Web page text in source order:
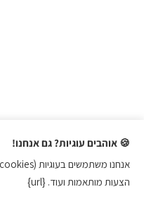
🍪 אוהבים עוגיות? גם אנחנו!
הצעות מותאמות ועוד. {url}